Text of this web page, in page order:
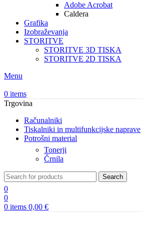
Adobe Acrobat
Caldera
Grafika
Izobraževanja
STORITVE
STORITVE 3D TISKA
STORITVE 2D TISKA
Menu
0 items
Trgovina
Računalniki
Tiskalniki in multifunkcijske naprave
Potrošni material
Tonerji
Črnila
Search
0
0
0 items 0,00 €